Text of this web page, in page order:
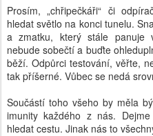
Prosím, „chřipečkáři“ či
hledat světlo na konci tunelu.
a zmatku, který stále panuje
nebude sobečtí a buďte
běží. Odpůrci testování, věřte,
tak příšerné. Vůbec se nedá
Součástí toho všeho by měla
imunity každého z nás.
hledat cestu. Jinak nás to